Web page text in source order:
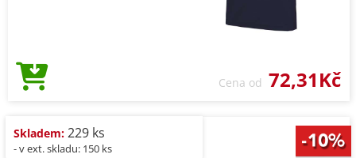
Cena od 72,31Kč
Skladem: 229 ks
- v ext. skladu: 150 ks